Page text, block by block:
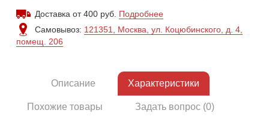
Доставка от 400 руб. Подробнее
Самовывоз: 121351, Москва, ул. Коцюбинского, д. 4,
помещ. 206
Описание Характеристики
Похожие товары Задать вопрос (0)